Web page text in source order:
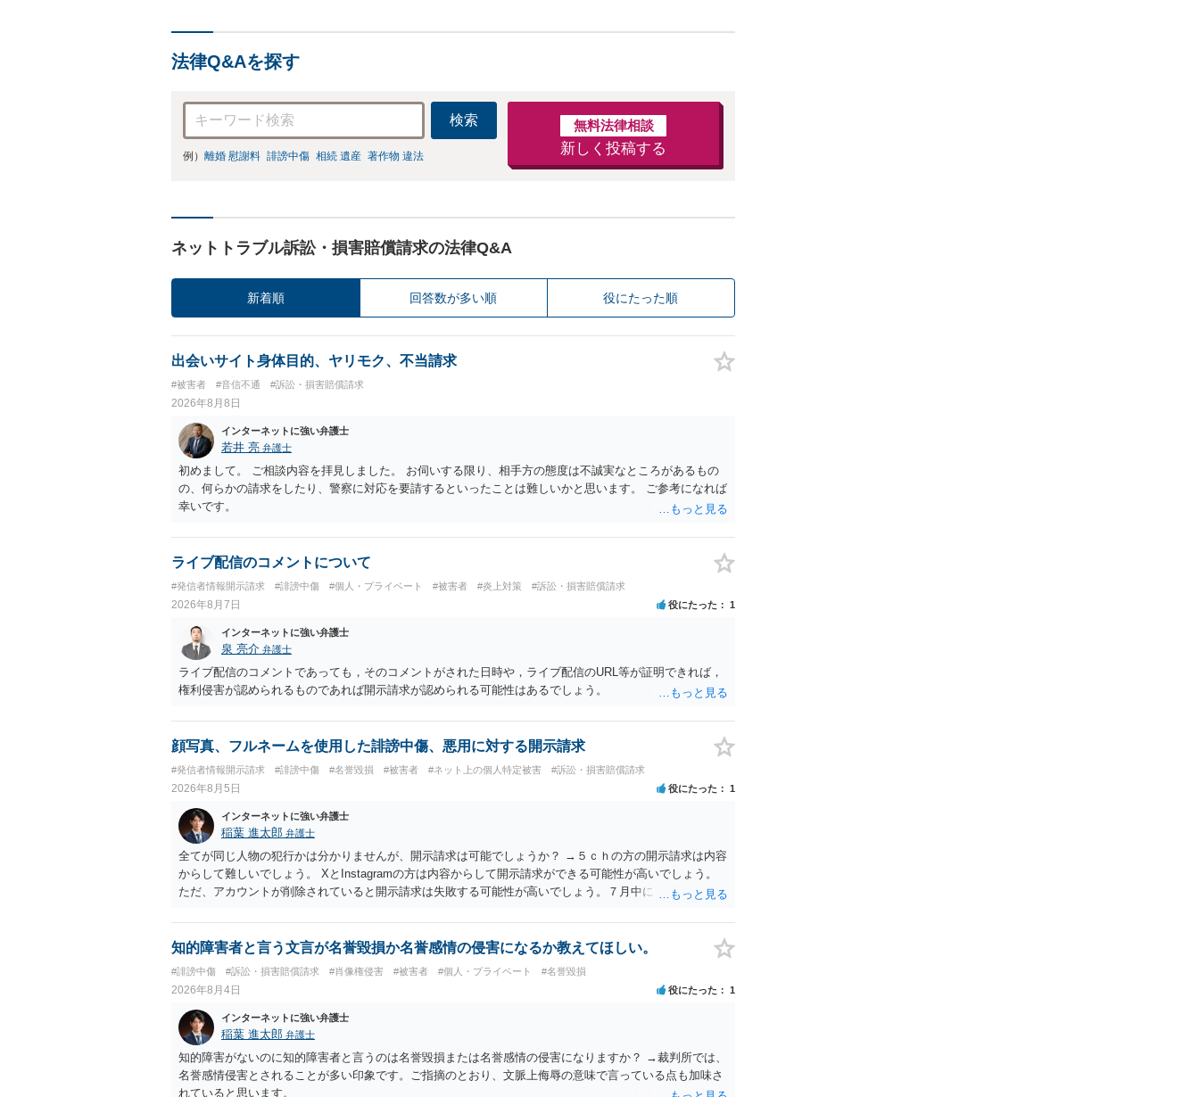
法律Q&Aを探す
検索
例） 離婚 慰謝料 誹謗中傷 相続 遺産 著作物 違法
無料法律相談
新しく投稿する
ネットトラブル訴訟・損害賠償請求の法律Q&A
新着順 回答数が多い順 役にたった順
出会いサイト身体目的、ヤリモク、不当請求
#被害者 #音信不通 #訴訟・損害賠償請求
2026年8月8日
インターネットに強い弁護士
若井 亮 弁護士
初めまして。 ご相談内容を拝見しました。 お伺いする限り、相手方の態度は不誠実なところがあるもの
の、何らかの請求をしたり、警察に対応を要請するといったことは難しいかと思います。 ご参考になれば
幸いです。
ライブ配信のコメントについて
#発信者情報開示請求 #誹謗中傷 #個人・プライベート #被害者 #炎上対策 #訴訟・損害賠償請求
2026年8月7日 役にたった 1
インターネットに強い弁護士
泉 亮介 弁護士
ライブ配信のコメントであっても，そのコメントがされた日時や，ライブ配信のURL等が証明できれば，
権利侵害が認められるものであれば開示請求が認められる可能性はあるでしょう。
顔写真、フルネームを使用した誹謗中傷、悪用に対する開示請求
#発信者情報開示請求 #誹謗中傷 #名誉毀損 #被害者 #ネット上の個人特定被害 #訴訟・損害賠償請求
2026年8月5日 役にたった 1
インターネットに強い弁護士
稲葉 進太郎 弁護士
全てが同じ人物の犯行かは分かりませんが、開示請求は可能でしょうか？ →５ｃｈの方の開示請求は内容
からして難しいでしょう。 XとInstagramの方は内容からして開示請求ができる可能性が高いでしょう。
ただ、アカウントが削除されていると開示請求は失敗する可能性が高いでしょう。７月中にアカウントが
相手に全ての弁護士費用を負担させることは可能でしょうか？ →訴訟外の交渉で相手方が認めれば負担さ
せることができるでしょう。訴訟で判決となった場合は、実際の弁護士費用が認められる場合と認められ
知的障害者と言う文言が名誉毀損か名誉感情の侵害になるか教えてほしい。
#誹謗中傷 #訴訟・損害賠償請求 #肖像権侵害 #被害者 #個人・プライベート #名誉毀損
2026年8月4日 役にたった 1
インターネットに強い弁護士
稲葉 進太郎 弁護士
知的障害がないのに知的障害者と言うのは名誉毀損または名誉感情の侵害になりますか？ →裁判所では、
名誉感情侵害とされることが多い印象です。ご指摘のとおり、文脈上侮辱の意味で言っている点も加味さ
れていると思います。